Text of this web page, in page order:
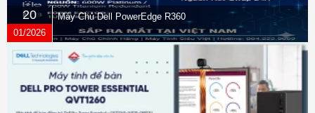
20
01/2026
Máy Chủ Dell PowerEdge R360